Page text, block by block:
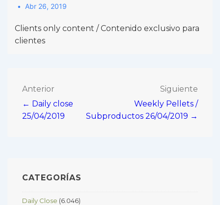
Abr 26, 2019
Clients only content / Contenido exclusivo para
clientes
Navegación
de
Anterior
← Daily close
25/04/2019
Siguiente
Weekly Pellets /
Subproductos 26/04/2019 →
CATEGORÍAS
Daily Close (6.046)